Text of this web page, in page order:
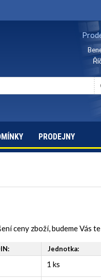
PRODEJNY
ceny zboží, budeme Vás
Jednotka:
1 ks